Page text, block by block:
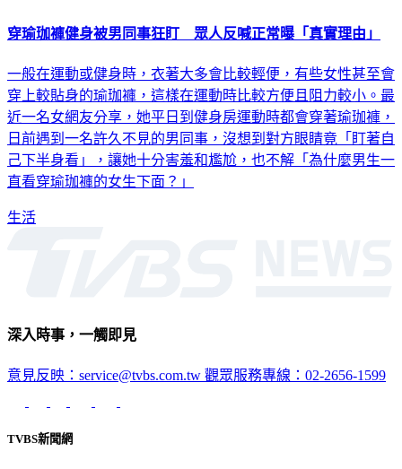
穿瑜珈褲健身被男同事狂盯 眾人反喊正常曝「真實理由」
一般在運動或健身時，衣著大多會比較輕便，有些女性甚至會
穿上較貼身的瑜珈褲，這樣在運動時比較方便且阻力較小。最
近一名女網友分享，她平日到健身房運動時都會穿著瑜珈褲，
日前遇到一名許久不見的男同事，沒想到對方眼睛竟「盯著自
己下半身看」，讓她十分害羞和尷尬，也不解「為什麼男生一
直看穿瑜珈褲的女生下面？」
生活
深入時事，一觸即見
意見反映：service@tvbs.com.tw 觀眾服務專線：02-2656-1599
TVBS新聞網